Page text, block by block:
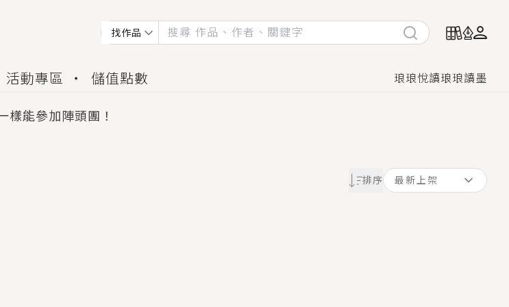
找作品
活動專區 儲值點數 琅琅悅讀琅琅讀墨
樣能參加陣頭團！
專屬服務與獨享福利！
妻火葬場！前夫失憶移情別戀，她頭也不回找新歡，他居然還後悔了？
愛慕的兩位少女，今夏最推純愛GL漫畫！
的吸引力，已中毒Σ>―(〃°ω°〃)♡→
中買下的竟是屬於他的停屍櫃？！
永恆， 他的一生將不由自主追逐著她……
排序 最新上架